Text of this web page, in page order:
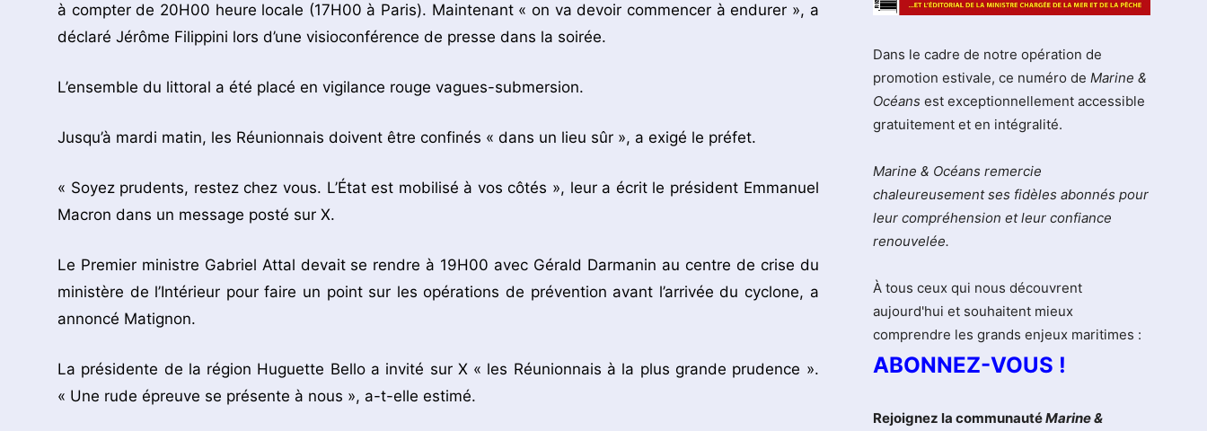
à compter de 20H00 heure locale (17H00 à Paris). Maintenant « on va devoir commencer à endurer », a
déclaré Jérôme Filippini lors d’une visioconférence de presse dans la soirée.
L’ensemble du littoral a été placé en vigilance rouge vagues-submersion.
Jusqu’à mardi matin, les Réunionnais doivent être confinés « dans un lieu sûr », a exigé le préfet.
« Soyez prudents, restez chez vous. L’État est mobilisé à vos côtés », leur a écrit le président Emmanuel
Macron dans un message posté sur X.
Le Premier ministre Gabriel Attal devait se rendre à 19H00 avec Gérald Darmanin au centre de crise du
ministère de l’Intérieur pour faire un point sur les opérations de prévention avant l’arrivée du cyclone, a
annoncé Matignon.
La présidente de la région Huguette Bello a invité sur X « les Réunionnais à la plus grande prudence ».
« Une rude épreuve se présente à nous », a-t-elle estimé.
Dans le cadre de notre opération de
promotion estivale, ce numéro de Marine &
Océans est exceptionnellement accessible
gratuitement et en intégralité.
Marine & Océans remercie
chaleureusement ses fidèles abonnés pour
leur compréhension et leur confiance
renouvelée.
À tous ceux qui nous découvrent
aujourd'hui et souhaitent mieux
comprendre les grands enjeux maritimes :
ABONNEZ-VOUS !
Rejoignez la communautéMarine &